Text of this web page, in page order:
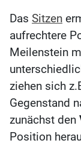
Das Sitzen
aufrechtere
Meilenstein
ziehen sich
Gegenstand
zunächst den
Position